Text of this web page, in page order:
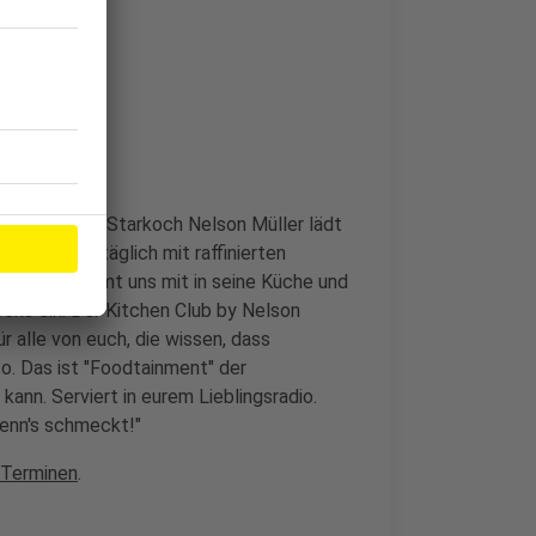
im Radio. Starkoch Nelson Müller lädt
er uns täglich mit raffinierten
nimmt uns mit in seine Küche und
ein. Der Kitchen Club by Nelson
alle von euch, die wissen, dass
Das ist "Foodtainment" der
Serviert in eurem Lieblingsradio.
schmeckt!"
.